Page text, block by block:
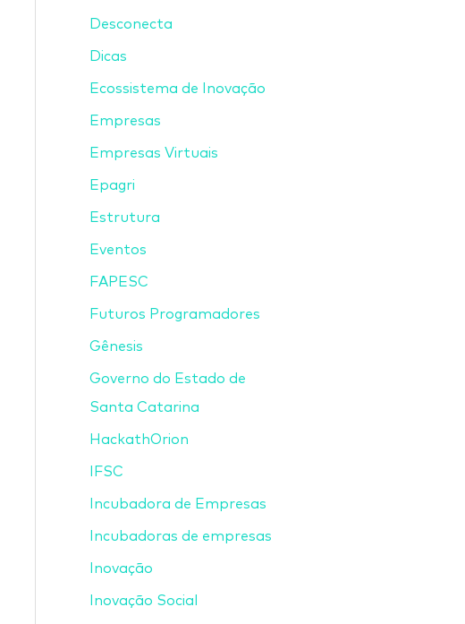
Desconecta
Dicas
Ecossistema de Inovação
Empresas
Empresas Virtuais
Epagri
Estrutura
Eventos
FAPESC
Futuros Programadores
Gênesis
Governo do Estado de
Santa Catarina
HackathOrion
IFSC
Incubadora de Empresas
Incubadoras de empresas
Inovação
Inovação Social